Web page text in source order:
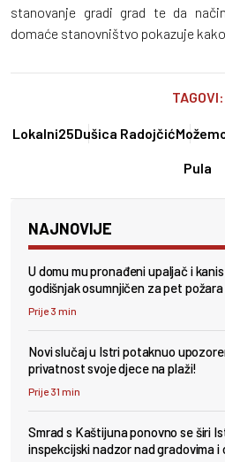
stanovanje gradi grad te da
domaće stanovništvo pokazuje
TAGOVI:
Lokalni25Dušica Radojčić
Pula
NAJNOVIJE
U domu mu pronađeni upaljač i
godišnjak osumnjičen za pet
Prije 3 min
Novi slučaj u Istri potaknuo
privatnost svoje djece na plaži!
Prije 31 min
Smrad s Kaštijuna ponovno se širi
inspekcijski nadzor nad gradovima i